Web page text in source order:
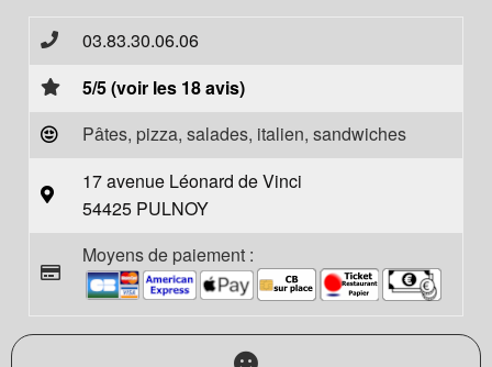
03.83.30.06.06
5/5 (voir les 18 avis)
Pâtes, pizza, salades, italien, sandwiches
17 avenue Léonard de Vinci
54425 PULNOY
Moyens de paiement :